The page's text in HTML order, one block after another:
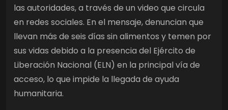
las autoridades, a través de un video que circula
en redes sociales. En el mensaje, denuncian que
llevan más de seis días sin alimentos y temen por
sus vidas debido a la presencia del Ejército de
Liberación Nacional (ELN) en la principal vía de
acceso, lo que impide la llegada de ayuda
humanitaria.